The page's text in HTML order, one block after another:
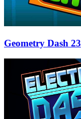
Geometry Dash 23